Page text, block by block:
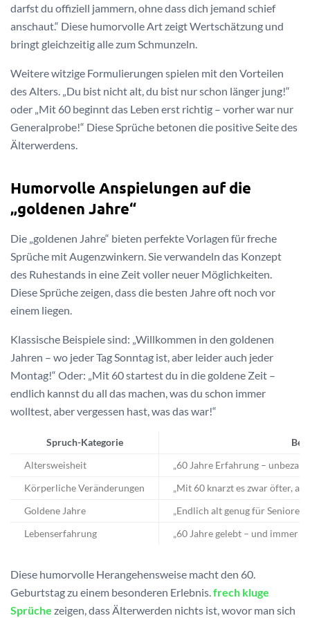
darfst du offiziell jammern, ohne dass dich jemand schief
anschaut.“ Diese humorvolle Art zeigt Wertschätzung und
bringt gleichzeitig alle zum Schmunzeln.
Weitere witzige Formulierungen spielen mit den Vorteilen
des Alters. „Du bist nicht alt, du bist nur schon länger jung!“
oder „Mit 60 beginnt das Leben erst richtig – vorher war nur
Generalprobe!“ Diese Sprüche betonen die positive Seite des
Älterwerdens.
Humorvolle Anspielungen auf die
„goldenen Jahre“
Die „goldenen Jahre“ bieten perfekte Vorlagen für freche
Sprüche mit Augenzwinkern. Sie verwandeln das Konzept
des Ruhestands in eine Zeit voller neuer Möglichkeiten.
Diese Sprüche zeigen, dass die besten Jahre oft noch vor
einem liegen.
Klassische Beispiele sind: „Willkommen in den goldenen
Jahren – wo jeder Tag Sonntag ist, aber leider auch jeder
Montag!“ Oder: „Mit 60 startest du in die goldene Zeit –
endlich kannst du all das machen, was du schon immer
wolltest, aber vergessen hast, was das war!“
Spruch-Kategorie
Altersweisheit „60 Jahre Erfahrung –
Körperliche Veränderungen „Mit 60 knarzt es zwar öfter,
Goldene Jahre „Endlich alt genug für
Lebenserfahrung „60 Jahre gelebt – und immer
Diese humorvolle Herangehensweise macht den 60.
Geburtstag zu einem besonderen Erlebnis.frech kluge
Sprüche zeigen, dass Älterwerden nichts ist, wovor man sich